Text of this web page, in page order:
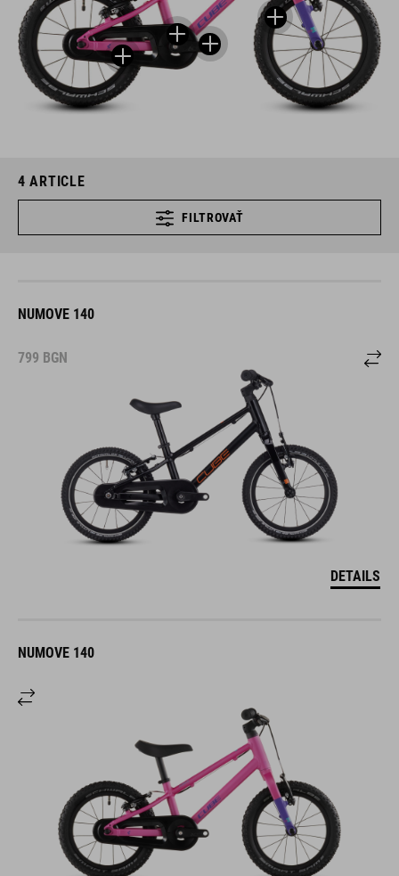
4 ARTICLE
FILTROVAŤ
NUMOVE 140
799 BGN
DETAILS
NUMOVE 140